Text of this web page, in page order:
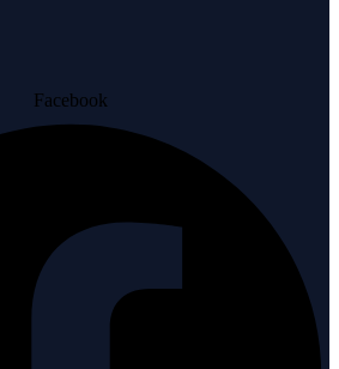
Facebook